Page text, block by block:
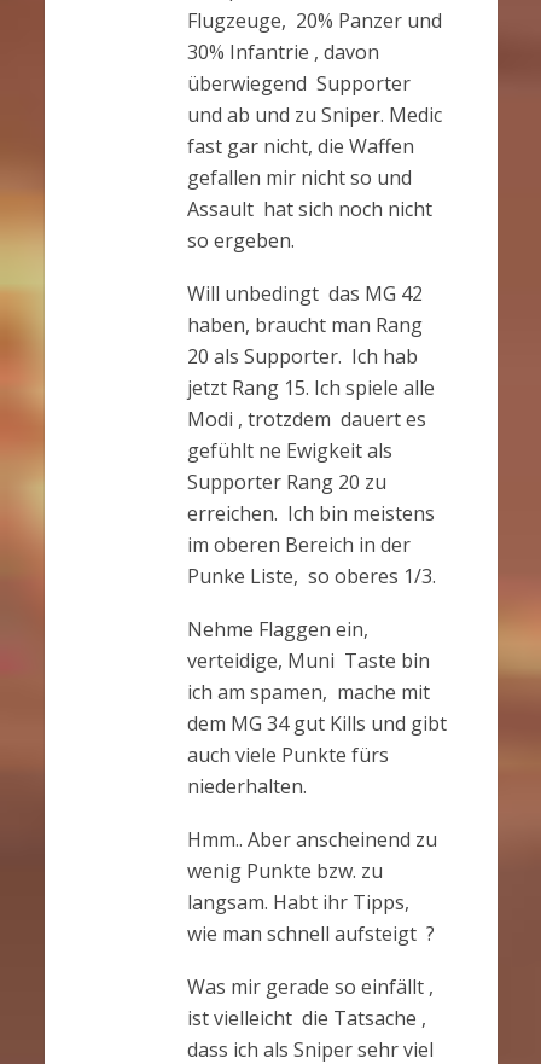
Flugzeuge, 20% Panzer und
30% Infantrie , davon
überwiegend Supporter
und ab und zu Sniper. Medic
fast gar nicht, die Waffen
gefallen mir nicht so und
Assault hat sich noch nicht
so ergeben.
Will unbedingt das MG 42
haben, braucht man Rang
20 als Supporter. Ich hab
jetzt Rang 15. Ich spiele alle
Modi , trotzdem dauert es
gefühlt ne Ewigkeit als
Supporter Rang 20 zu
erreichen. Ich bin meistens
im oberen Bereich in der
Punke Liste, so oberes 1/3.
Nehme Flaggen ein,
verteidige, Muni Taste bin
ich am spamen, mache mit
dem MG 34 gut Kills und gibt
auch viele Punkte fürs
niederhalten.
Hmm.. Aber anscheinend zu
wenig Punkte bzw. zu
langsam. Habt ihr Tipps,
wie man schnell aufsteigt ?
Was mir gerade so einfällt ,
ist vielleicht die Tatsache ,
dass ich als Sniper sehr viel